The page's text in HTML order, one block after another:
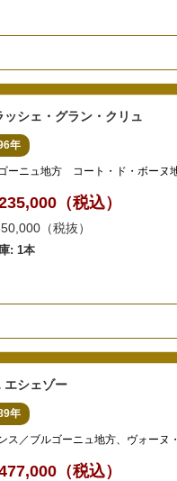
シェ・グラン・クリュ
年
ーニュ地方 コート・ド・ボーヌ
（税込）
（税抜）
: 1本
エシェゾー
年
ス／ブルゴーニュ地方、ヴォーヌ
（税込）